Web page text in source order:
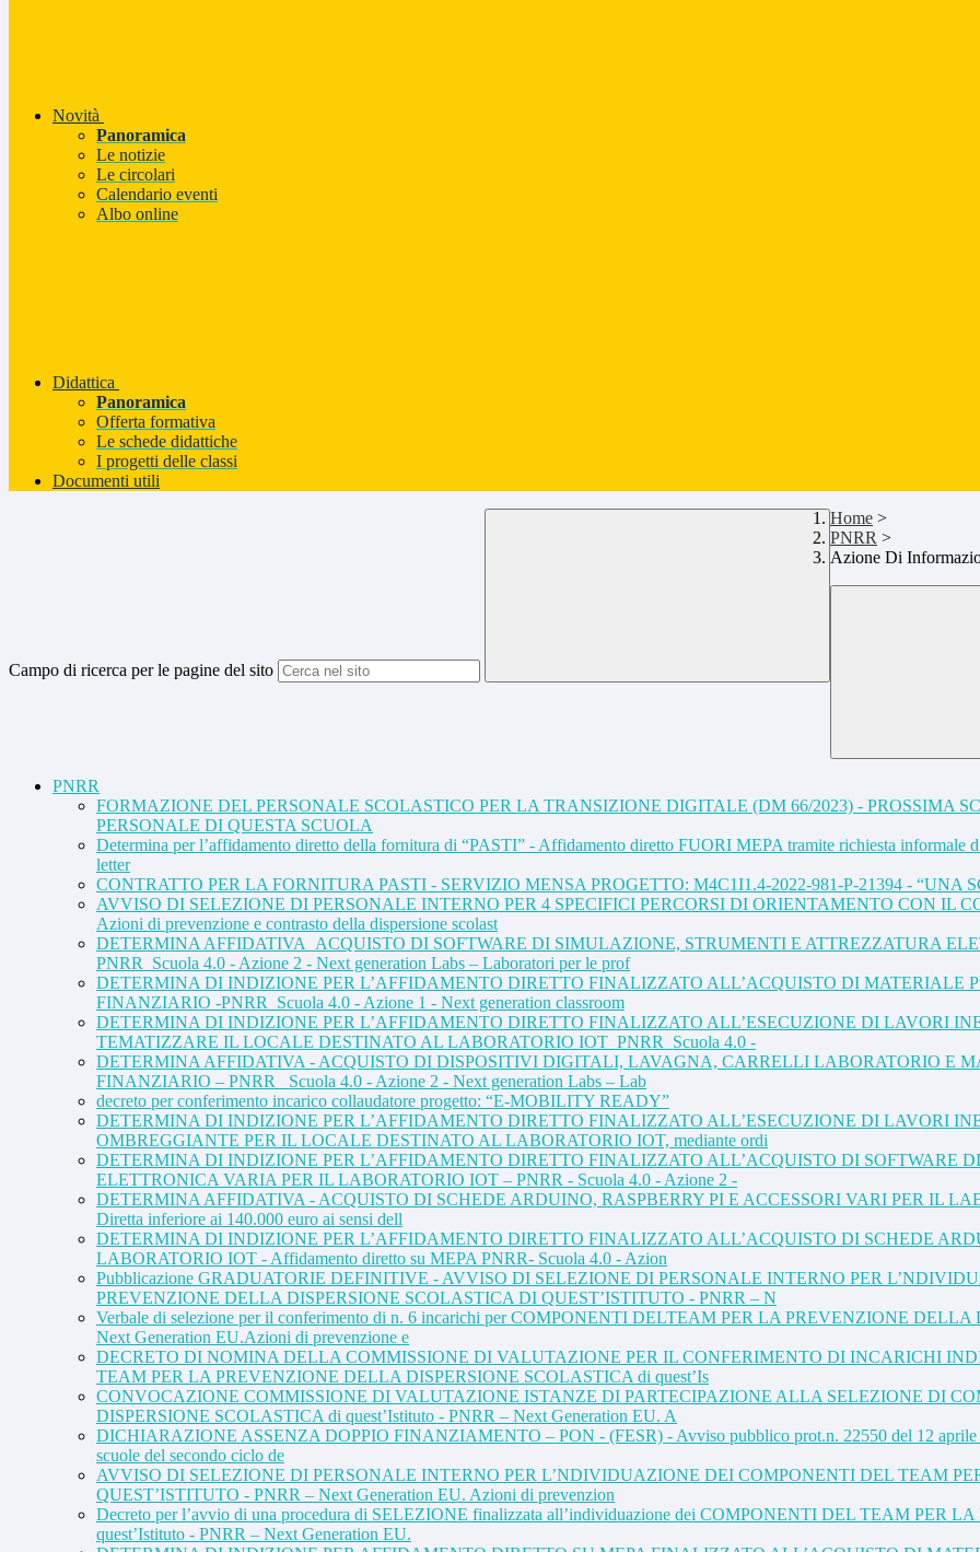
Novità
Panoramica
Le notizie
Le circolari
Calendario eventi
Albo online
Didattica
Panoramica
Offerta formativa
Le schede didattiche
I progetti delle classi
Documenti utili
Campo di ricerca per le pagine del sito
Home >
PNRR >
Azione Di
PNRR
FORMAZIONE DEL PERSONALE SCOLASTICO PER LA TRANSIZIONE DIGITALE (DM 66/2023) - PROSSIMA
PERSONALE DI QUESTA SCUOLA
Determina per l’affidamento diretto della fornitura di “PASTI” - Affidamento diretto FUORI MEPA tramite richiesta informale
letter
CONTRATTO PER LA FORNITURA PASTI - SERVIZIO MENSA PROGETTO: M4C1I1.4-2022-981-P-21394 -
AVVISO DI SELEZIONE DI PERSONALE INTERNO PER 4 SPECIFICI PERCORSI DI ORIENTAMENTO CON IL
Azioni di prevenzione e contrasto della dispersione scolast
DETERMINA AFFIDATIVA_ACQUISTO DI SOFTWARE DI SIMULAZIONE, STRUMENTI E ATTREZZATURA
PNRR_Scuola 4.0 - Azione 2 - Next generation Labs – Laboratori per le prof
DETERMINA DI INDIZIONE PER L’AFFIDAMENTO DIRETTO FINALIZZATO ALL’ACQUISTO DI MATERIALE
FINANZIARIO -PNRR_Scuola 4.0 - Azione 1 - Next generation classroom
DETERMINA DI INDIZIONE PER L’AFFIDAMENTO DIRETTO FINALIZZATO ALL’ESECUZIONE DI LAVORI
TEMATIZZARE IL LOCALE DESTINATO AL LABORATORIO IOT_PNRR_Scuola 4.0 -
DETERMINA AFFIDATIVA - ACQUISTO DI DISPOSITIVI DIGITALI, LAVAGNA, CARRELLI LABORATORIO E
FINANZIARIO – PNRR_ Scuola 4.0 - Azione 2 - Next generation Labs – Lab
decreto per conferimento incarico collaudatore progetto: “E-MOBILITY READY”
DETERMINA DI INDIZIONE PER L’AFFIDAMENTO DIRETTO FINALIZZATO ALL’ESECUZIONE DI LAVORI
OMBREGGIANTE PER IL LOCALE DESTINATO AL LABORATORIO IOT, mediante ordi
DETERMINA DI INDIZIONE PER L’AFFIDAMENTO DIRETTO FINALIZZATO ALL’ACQUISTO DI SOFTWARE
ELETTRONICA VARIA PER IL LABORATORIO IOT – PNRR - Scuola 4.0 - Azione 2 -
DETERMINA AFFIDATIVA - ACQUISTO DI SCHEDE ARDUINO, RASPBERRY PI E ACCESSORI VARI PER IL
Diretta inferiore ai 140.000 euro ai sensi dell
DETERMINA DI INDIZIONE PER L’AFFIDAMENTO DIRETTO FINALIZZATO ALL’ACQUISTO DI SCHEDE
LABORATORIO IOT - Affidamento diretto su MEPA PNRR- Scuola 4.0 - Azion
Pubblicazione GRADUATORIE DEFINITIVE - AVVISO DI SELEZIONE DI PERSONALE INTERNO PER
PREVENZIONE DELLA DISPERSIONE SCOLASTICA DI QUEST’ISTITUTO - PNRR – N
Verbale di selezione per il conferimento di n. 6 incarichi per COMPONENTI DELTEAM PER LA PREVENZIONE
Next Generation EU.Azioni di prevenzione e
DECRETO DI NOMINA DELLA COMMISSIONE DI VALUTAZIONE PER IL CONFERIMENTO DI INCARICHI
TEAM PER LA PREVENZIONE DELLA DISPERSIONE SCOLASTICA di quest’Is
CONVOCAZIONE COMMISSIONE DI VALUTAZIONE ISTANZE DI PARTECIPAZIONE ALLA SELEZIONE DI
DISPERSIONE SCOLASTICA di quest’Istituto - PNRR – Next Generation EU. A
DICHIARAZIONE ASSENZA DOPPIO FINANZIAMENTO – PON - (FESR) - Avviso pubblico prot.n. 22550 del 12 aprile
scuole del secondo ciclo de
AVVISO DI SELEZIONE DI PERSONALE INTERNO PER L’NDIVIDUAZIONE DEI COMPONENTI DEL TEAM
QUEST’ISTITUTO - PNRR – Next Generation EU. Azioni di prevenzion
Decreto per l’avvio di una procedura di SELEZIONE finalizzata all’individuazione dei COMPONENTI DEL TEAM PER
quest’Istituto - PNRR – Next Generation EU.